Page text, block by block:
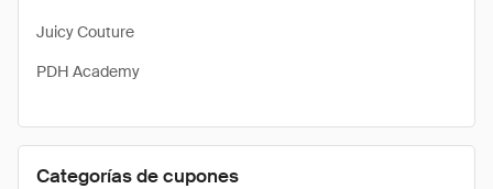
Juicy Couture
PDH Academy
Categorías de cupones